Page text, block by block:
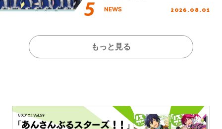
NEWS 2026.08.01
もっと見る